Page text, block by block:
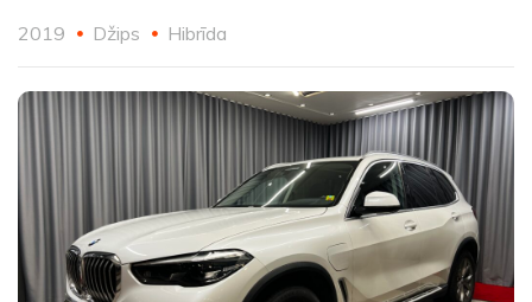
2019 Džips Hibrīda